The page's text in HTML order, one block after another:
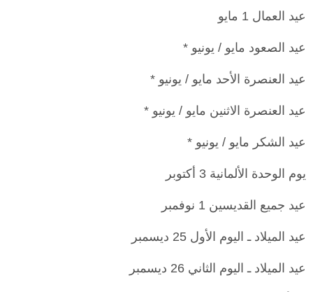
عيد العمال 1 مايو
عيد الصعود مايو / يونيو *
عيد العنصرة الأحد مايو / يونيو *
عيد العنصرة الاثنين مايو / يونيو *
عيد الشكر مايو / يونيو *
يوم الوحدة الألمانية 3 أكتوبر
عيد جميع القديسين 1 نوفمبر
عيد الميلاد ـ اليوم الأول 25 ديسمبر
عيد الميلاد ـ اليوم الثاني 26 ديسمبر